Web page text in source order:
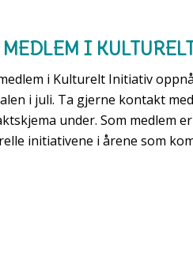
I
i Kulturelt Initiativ
i juli. Ta gjerne kontakt
under. Som medlem
initiativene i årene som